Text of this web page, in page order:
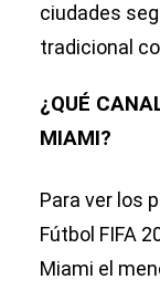
ciudades
tradicional
¿QUÉ
MIAMI?
Para ver los
Fútbol FIFA
Miami el